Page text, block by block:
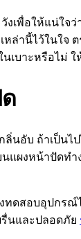
เพื่อให้แน่ใ
หล่านี้ไว้ใน
เบาะหรือไ
นอับ ถ้าเป็น
ผงหน้าปัด
ทดสอบอุปก
รื่นและปลอดภัย